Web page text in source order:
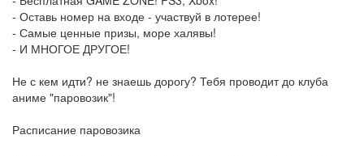
- Оставь номер на входе - участвуй в лотерее!
- Самые ценные призы, море халявы!
- И МНОГОЕ ДРУГОЕ!
Не с кем идти? не знаешь дорогу? Тебя проводит до клуба
аниме "паровозик"!
Расписание паровозика